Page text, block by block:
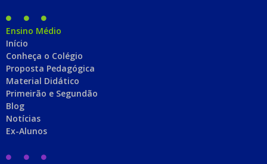
Ensino Médio
Início
Conheça o Colégio
Proposta Pedagógica
Material Didático
Primeirão e Segundão
Blog
Notícias
Ex-Alunos